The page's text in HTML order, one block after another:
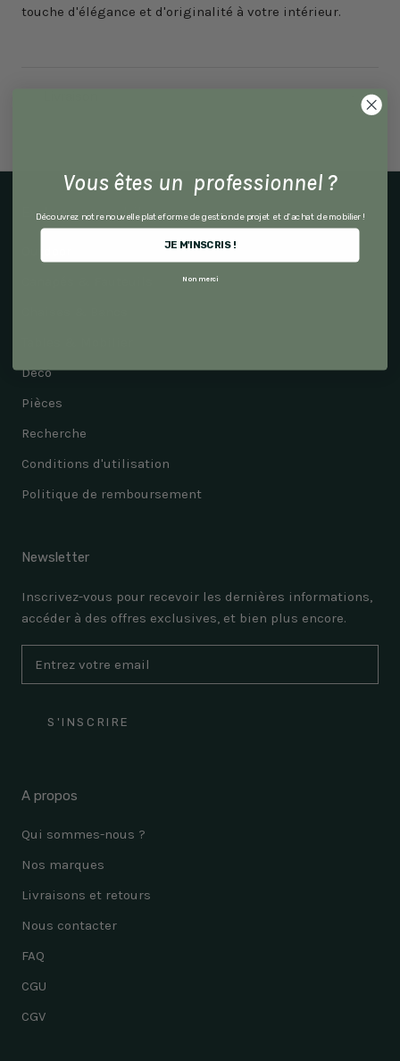
touche d'élégance et d'originalité à votre intérieur.
Explorer par produit
Déco
Pièces
Recherche
Conditions d'utilisation
Politique de remboursement
Newsletter
Inscrivez-vous pour recevoir les dernières informations,
accéder à des offres exclusives, et bien plus encore.
S'INSCRIRE
A propos
Qui sommes-nous ?
Nos marques
Livraisons et retours
Nous contacter
FAQ
CGU
CGV
Vous êtes un professionnel ?
Découvrez notre nouvelle plateforme de gestion de projet et d'achat de mobilier !
JE M'INSCRIS !
Non merci